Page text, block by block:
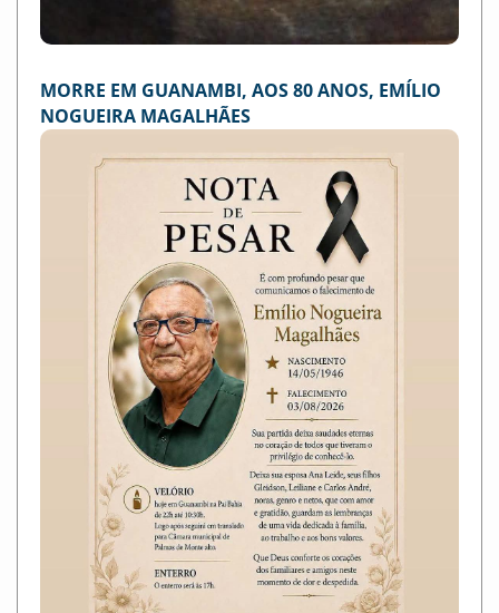
MORRE EM GUANAMBI, AOS 80 ANOS, EMÍLIO
NOGUEIRA MAGALHÃES